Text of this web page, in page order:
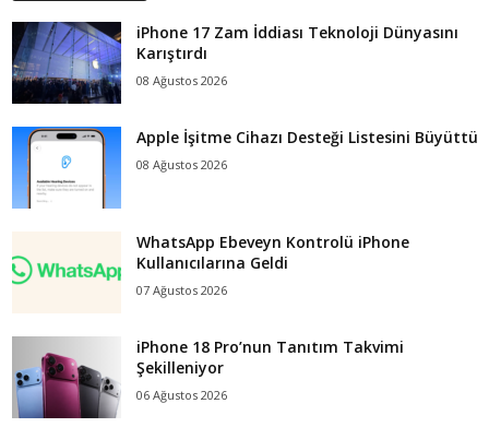
iPhone 17 Zam İddiası Teknoloji Dünyasını
Karıştırdı
08 Ağustos 2026
Apple İşitme Cihazı Desteği Listesini Büyüttü
08 Ağustos 2026
WhatsApp Ebeveyn Kontrolü iPhone
Kullanıcılarına Geldi
07 Ağustos 2026
iPhone 18 Pro’nun Tanıtım Takvimi
Şekilleniyor
06 Ağustos 2026